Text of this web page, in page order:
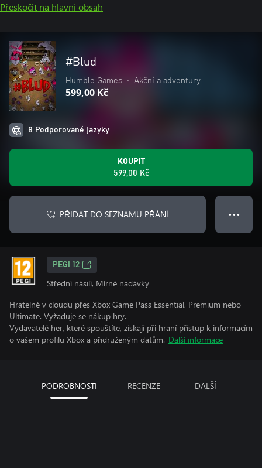
Přeskočit na hlavní obsah
#Blud
Humble Games • Akční a adventury
599,00 Kč
8 Podporované jazyky
KOUPIT
599,00 Kč
PŘIDAT DO SEZNAMU PŘÁNÍ ● ● ●
PEGI 12
Střední násilí, Mírné nadávky
Hratelné v cloudu přes Xbox Game Pass Essential, Premium nebo
Ultimate. Vyžaduje se nákup hry.
Vydavatelé her, které spouštíte, získají při hraní přístup k informacím
o vašem profilu Xbox a přidruženým datům. Další informace
PODROBNOSTI RECENZE DALŠÍ